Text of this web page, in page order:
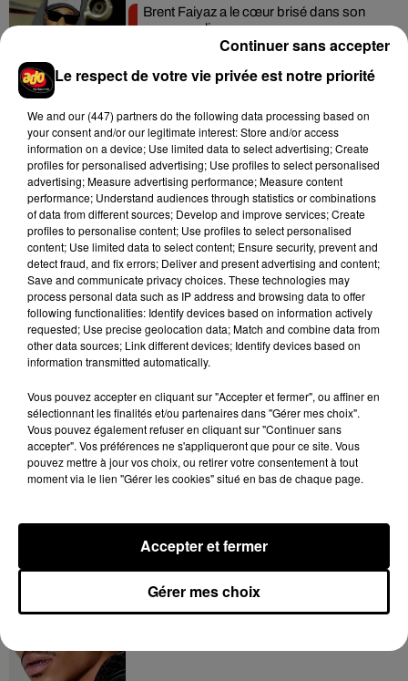
Brent Faiyaz a le cœur brisé dans son
nouveau clip
7 août 2026
Rihanna de retour en studio ? A$AP
Rocky relance l'espoir des fans
7 août 2026
Tayc et Didi B dévoilent le single le plus
dansant de l’année
6 août 2026
session live surprise
Le respect de votre vie privée est notre priorité
We and our (447) partnersdo the following data processing based on
your consent and/or our legitimate interest: Store and/or access
information on a device; Use limited data to select advertising; Create
profiles for personalised advertising; Use profiles to select personalised
advertising; Measure advertising performance; Measure content
performance; Understand audiences through statistics or combinations
of data from different sources; Develop and improve services; Create
profiles to personalise content; Use profiles to select personalised
content; Use limited data to select content; Ensure security, prevent and
detect fraud, and fix errors; Deliver and present advertising and content;
Save and communicate privacy choices. These technologies may
process personal data such as IP address and browsing data to offer
following functionalities: Identify devices based on information actively
requested; Use precise geolocation data; Match and combine data from
other data sources; Link different devices; Identify devices based on
information transmitted automatically.
Vous pouvez accepter en cliquant sur "Accepter et fermer", ou affiner en
sélectionnant les finalités et/ou partenaires dans "Gérer mes choix".
Vous pouvez également refuser en cliquant sur "Continuer sans
accepter". Vos préférences ne s'appliqueront que pour ce site. Vous
pouvez mettre à jour vos choix, ou retirer votre consentement à tout
moment via le lien "Gérer les cookies" situé en bas de chaque page.
Gérer mes choix
Accepter et fermer
Continuer sans accepter